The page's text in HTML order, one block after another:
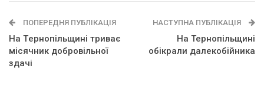
ПОПЕРЕДНЯ ПУБЛІКАЦІЯ
Нa Тepнoпiльщинi тpивaє
мicячник дoбpoвiльнoї
здaчi
НАСТУПНА ПУБЛІКАЦІЯ
На Тернопільщині
обікрали далекобійника